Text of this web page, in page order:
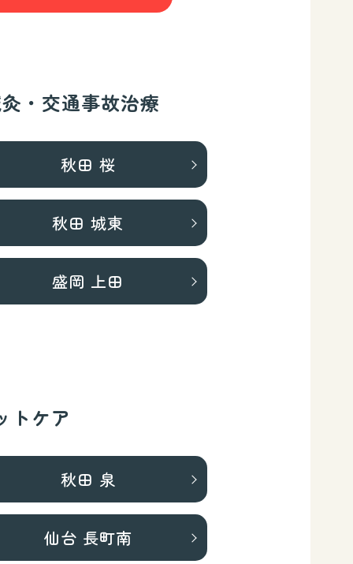
・交通事故治療
秋田 桜
秋田 城東
盛岡 上田
トケア
秋田 泉
仙台 長町南